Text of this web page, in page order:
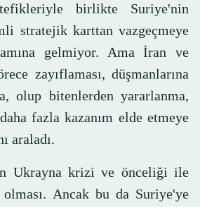
birlikte Suriye'nin
stratejik karttan vazgeçmeye
gelmiyor. Ama İran ve
zayıflaması, düşmanlarına
olup bitenlerden yararlanma,
fazla kazanım elde etmeye
araladı.
Ukrayna krizi ve önceliği ile
Ancak bu da Suriye'ye